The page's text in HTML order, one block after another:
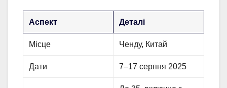
Аспект Деталі
Місце Ченду, Китай
Дати 7–17 серпня 2025